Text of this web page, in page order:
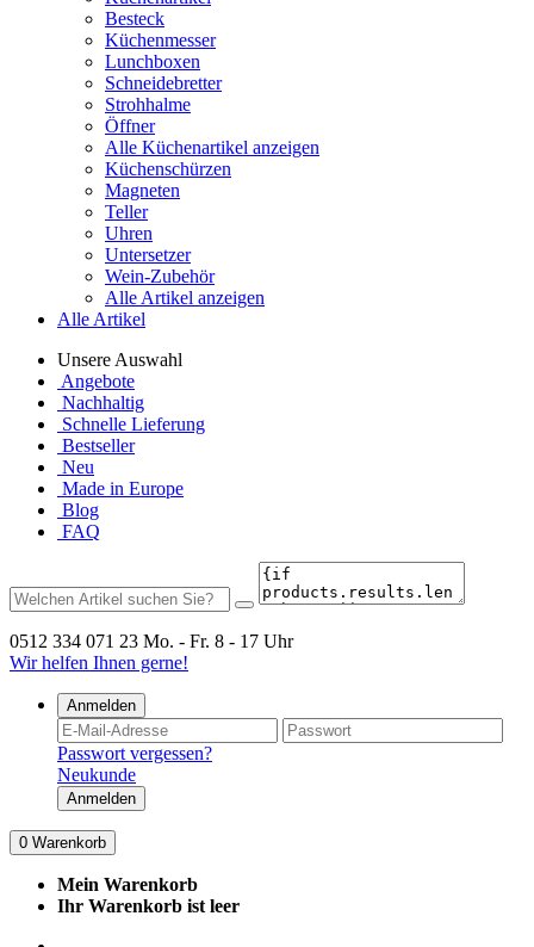
Besteck
Küchenmesser
Lunchboxen
Schneidebretter
Strohhalme
Öffner
Alle Küchenartikel anzeigen
Küchenschürzen
Magneten
Teller
Uhren
Untersetzer
Wein-Zubehör
Alle Artikel anzeigen
Alle Artikel
Unsere Auswahl
Angebote
Nachhaltig
Schnelle Lieferung
Bestseller
Neu
Made in Europe
Blog
FAQ
0512 334 071 23 Mo. - Fr. 8 - 17 Uhr
Wir helfen Ihnen gerne!
Anmelden
Passwort vergessen?
Neukunde
Anmelden
0 Warenkorb
Mein Warenkorb
Ihr Warenkorb ist leer